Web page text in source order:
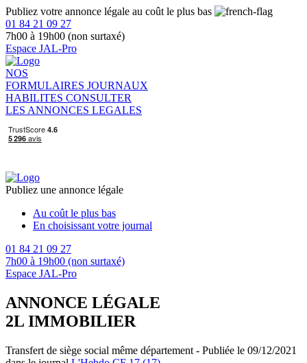
Publiez votre annonce légale au coût le plus bas
01 84 21 09 27
7h00 à 19h00 (non surtaxé)
Espace JAL-Pro
NOS
FORMULAIRES JOURNAUX
HABILITES CONSULTER
LES ANNONCES LEGALES
Publiez une annonce légale
Au coût le plus bas
En choisissant votre journal
01 84 21 09 27
7h00 à 19h00 (non surtaxé)
Espace JAL-Pro
ANNONCE LÉGALE
2L IMMOBILIER
Transfert de siège social même département - Publiée le 09/12/2021